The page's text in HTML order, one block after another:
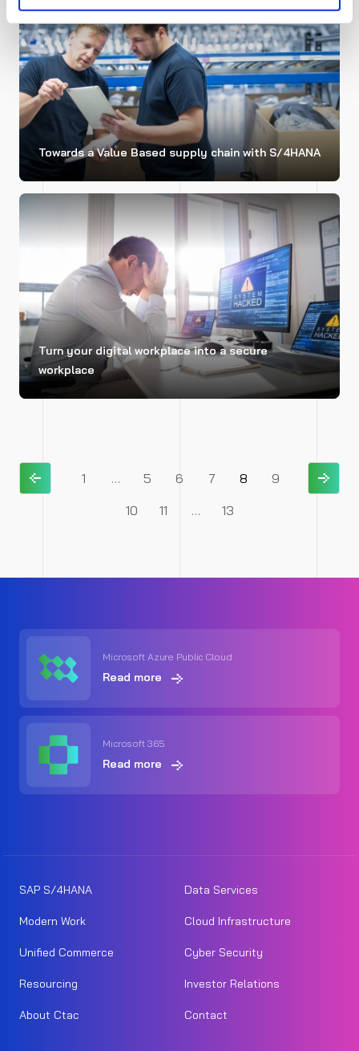
Towards a Value Based supply chain with S/4HANA
Turn your digital workplace into a secure
workplace
1 … 5 6 7 8
9
10
11 … 13
Microsoft Azure Public Cloud
Read more
Microsoft 365
Read more
SAP S/4HANA Data Services
Modern Work Cloud Infrastructure
Unified Commerce Cyber Security
Resourcing Investor Relations
About Ctac Contact